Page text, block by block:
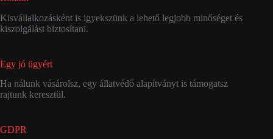
Kisvállalkozásként is igyekszünk a lehető legjobb minőséget és
kiszolgálást biztosítani.
Egy jó ügyért
Ha nálunk vásárolsz, egy állatvédő alapítványt is támogatsz
rajtunk keresztül.
GDPR